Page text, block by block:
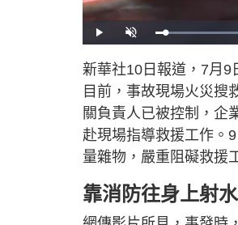
P
l
y
U
n
e
L
o
e
d
:
2
6
.
4
%
新華社10日報道，7月9
目前，事故現場火災搜
關負責人已被控制，企
赴現場指導救援工作。
量雜物，嚴重阻礙救援
靠消防往身上射水